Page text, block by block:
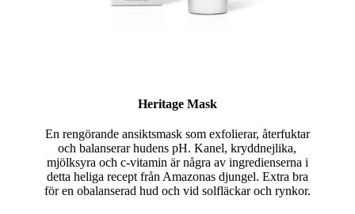
Heritage Mask
En rengörande ansiktsmask som exfolierar, återfuktar
och balanserar hudens pH. Kanel, kryddnejlika,
mjölksyra och c-vitamin är några av ingredienserna i
detta heliga recept från Amazonas djungel. Extra bra
för en obalanserad hud och vid solfläckar och rynkor.